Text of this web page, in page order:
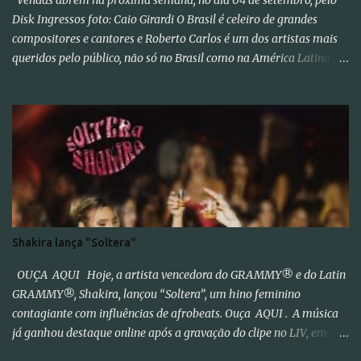
Disk Ingressos foto: Caio Girardi O Brasil é celeiro de grandes
compositores e cantores e Roberto Carlos é um dos artistas mais
queridos pelo público, não só no Brasil como na América Latina e
desde a década de 60 além de inúmeros outros sucessos em
diferentes idiomas. Esse grande talento e seu público têm um
encontro marcado para os dias 28 de novembro (sexta-feira),
quando Roberto Carlos se apresentará em Curitiba – PR , na
Teatro Positivo (Rua Prof. Pedro Viriato Parigot de Souza, 5300 -
Campo Comprido, Curitiba - PR). Abertura das vendas on-line e
físicas no dia 04 de setembro ao meio dia. A produção e
realização são da Cult! Produções, RW7 Production&
Entertainment e RC Produções. Roberto Carlos começou o ano de
2025 se apresentando n...
Shakira lança "Soltera"
OUÇA AQUI Hoje, a artista vencedora do GRAMMY® e do Latin
GRAMMY®, Shakira, lançou “Soltera”, um hino feminino
contagiante com influências de afrobeats. Ouça AQUI . A música
já ganhou destaque online após a gravação do clipe no LIV, em